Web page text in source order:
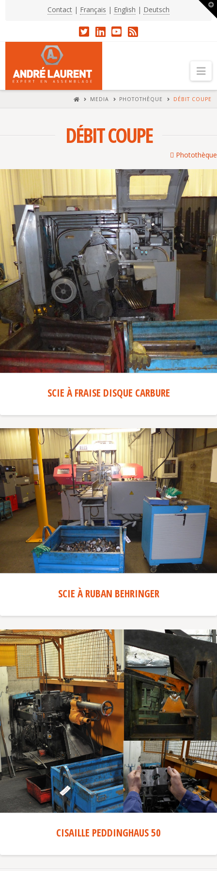
Contact | Français | English | Deutsch
HOMEMEDIA PHOTOTHÈQUE DÉBIT COUPE
DÉBIT COUPE
Photothèque
SCIE À FRAISE DISQUE CARBURE
SCIE À RUBAN BEHRINGER
CISAILLE PEDDINGHAUS 50